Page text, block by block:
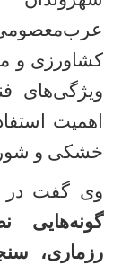
کشاورزی و
ویژگی‌های
اهمیت
خشکی و
وی گفت در
گونه‌هایی
رزماری،